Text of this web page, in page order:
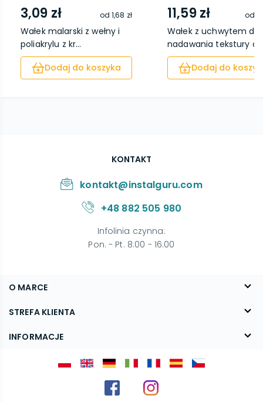
3,09 zł od1,68 zł
Wałek malarski z wełny i
poliakrylu z kr...
Dodaj do koszyka
11,59 zł od
Wałek z uchwytem do
nadawania tekstury d...
Dodaj do
O MARCE
O nas
Blog
STREFA KLIENTA
FAQ
INFORMACJE
KONTAKT
kontakt@instalguru.com
+48 882 505 980
Infolinia czynna:
Pon. - Pt. 8:00 - 16:00